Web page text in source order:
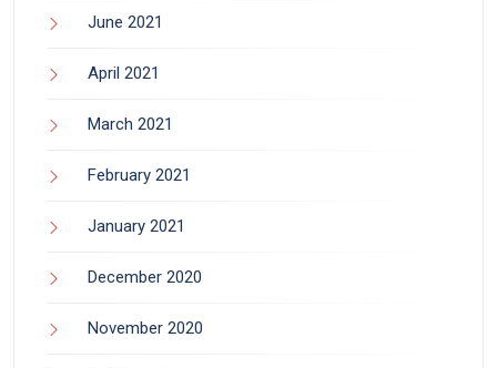
June 2021
April 2021
March 2021
February 2021
January 2021
December 2020
November 2020